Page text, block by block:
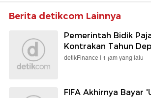
Berita detikcom Lainnya
Pemerintah Bidik
Kontrakan Tahun
detikFinance | 1 jam yang lalu
FIFA Akhirnya Bayar